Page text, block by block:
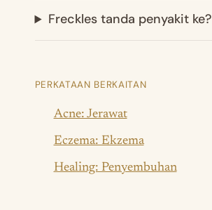
Freckles tanda penyakit ke?
PERKATAAN BERKAITAN
Acne: Jerawat
Eczema: Ekzema
Healing: Penyembuhan